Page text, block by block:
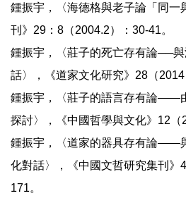
鍾振宇，〈海德格與老子論「同一
刊》29：8（2004.2）：30-41。
鍾振宇，〈莊子的死亡存有論──
話〉，《道家文化研究》28（2014
鍾振宇，〈莊子的語言存有論——
探討〉，《中國哲學與文化》12（
鍾振宇，〈道家的器具存有論——
化對話〉，《中國文哲研究集刊》
171。